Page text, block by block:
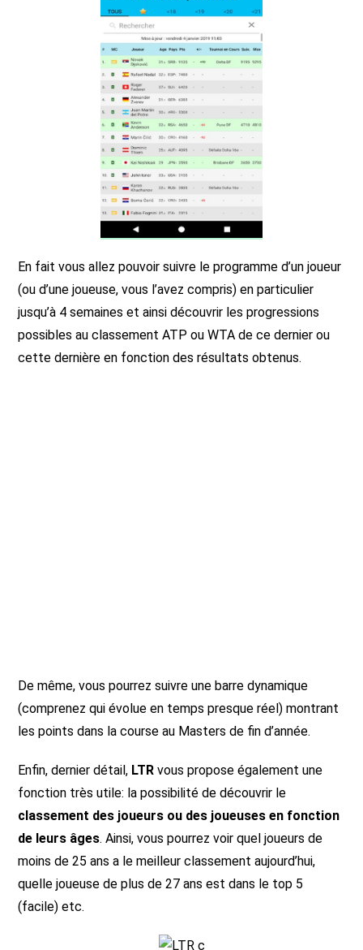
En fait vous allez pouvoir suivre le programme d’un joueur
(ou d’une joueuse, vous l’avez compris) en particulier
jusqu’à 4 semaines et ainsi découvrir les progressions
possibles au classement ATP ou WTA de ce dernier ou
cette dernière en fonction des résultats obtenus.
De même, vous pourrez suivre une barre dynamique
(comprenez qui évolue en temps presque réel) montrant
les points dans la course au Masters de fin d’année.
Enfin, dernier détail, LTR vous propose également une
fonction très utile: la possibilité de découvrir le
classement des joueurs ou des joueuses en fonction
de leurs âges. Ainsi, vous pourrez voir quel joueurs de
moins de 25 ans a le meilleur classement aujourd’hui,
quelle joueuse de plus de 27 ans est dans le top 5
(facile) etc.